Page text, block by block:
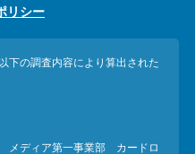
リシー
下の調査内容により算出された
メディア第一事業部 カードロ